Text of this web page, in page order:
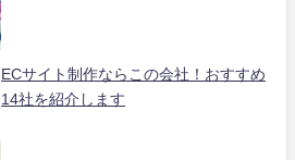
ECサイト制作ならこの会社！おすすめ
14社を紹介します